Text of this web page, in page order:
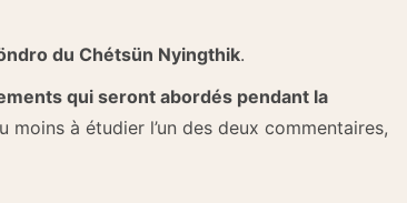
du Chétsün Nyingthik.
qui seront abordés pendant la
moins à étudier l’un des deux commentaires,